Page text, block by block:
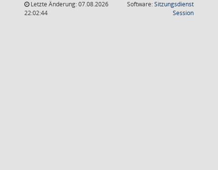
Letzte Änderung: 07.08.2026
22:02:44
Software:Sitzungsdienst
Session(Wird in